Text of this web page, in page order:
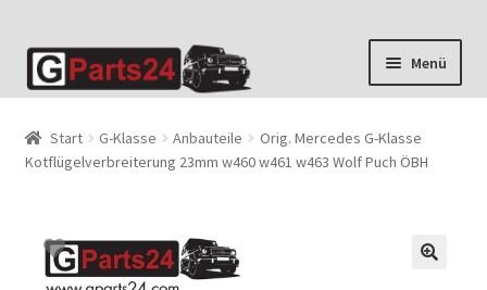
Zur
Navigation
Zum
Inhalt
Menü
Start G-Klasse Anbauteile
Orig. Mercedes G-Klasse
Kotflügelverbreiterung 23mm w460 w461 w463 Wolf Puch ÖBH